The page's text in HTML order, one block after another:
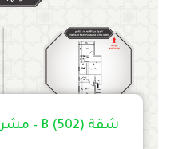
شقة B (502) – مشروع برج الظاهرة